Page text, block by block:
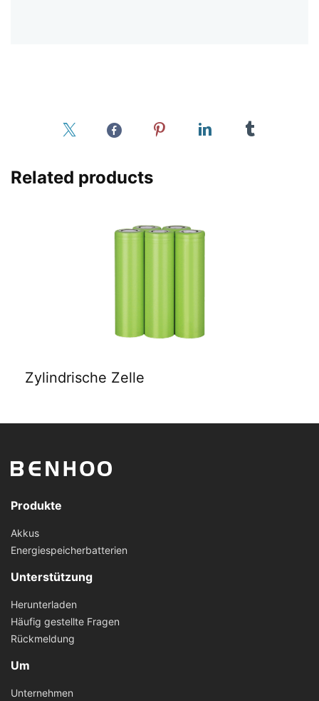
Related products
Zylindrische Zelle
Produkte
Akkus
Energiespeicherbatterien
Unterstützung
Herunterladen
Häufig gestellte Fragen
Rückmeldung
Um
Unternehmen